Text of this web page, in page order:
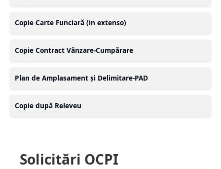
Copie Carte Funciară (in extenso)
Copie Contract Vânzare-Cumpărare
Plan de Amplasament și Delimitare-PAD
Copie după Releveu
Solicitări OCPI